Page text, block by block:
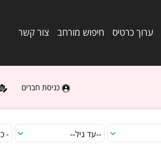
ערוך כרטיס חיפוש מורחב צור קשר
כניסת חברים